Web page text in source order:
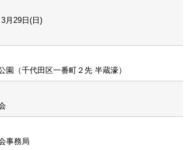
月29日(日)
園（千代田区一番町２先 半蔵濠）
事務局